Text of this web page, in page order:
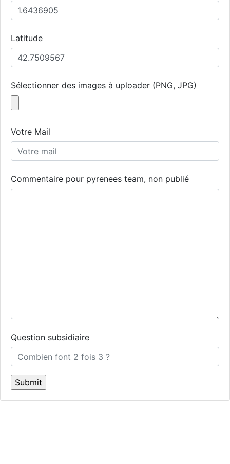
Latitude
Sélectionner des images à uploader (PNG, JPG)
Votre Mail
Commentaire pour pyrenees team, non publié
Question subsidiaire